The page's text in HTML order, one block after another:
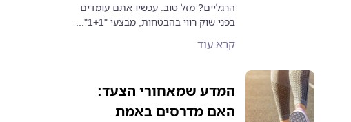
הרגליים? מזל טוב. עכשיו אתם עומדים
בפני שוק רווי בהבטחות, מבצעי "1+1"...
קרא עוד
המדע שמאחורי הצעד:
האם מדרסים באמת